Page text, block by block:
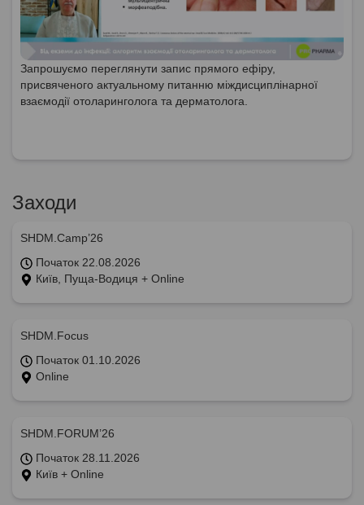
Запрошуємо переглянути запис прямого ефіру,
присвяченого актуальному питанню міждисциплінарної
взаємодії отоларинголога та дерматолога.
Заходи
SHDM.Camp’26
Початок 22.08.2026
Київ, Пуща-Водиця + Online
SHDM.Focus
Початок 01.10.2026
Online
SHDM.FORUM’26
Початок 28.11.2026
Київ + Online